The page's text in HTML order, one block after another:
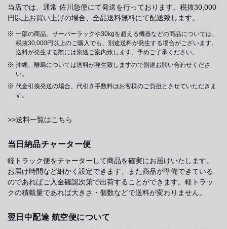
当店では、通常 佐川急便にて発送を行っております。税抜30,000
円以上お買い上げの場合、全品送料無料にて配送致します。
一部の商品、サーバーラックや30kgを超える機器などの商品については、
税抜30,000円以上のご購入でも、別途送料が発生する場合がございます。
送料が発生する際には別途ご案内致します、予めご了承ください。
沖縄、離島については送料が発生致しますので別途お問い合わせくださ
い。
代金引換発送の場合、代引き手数料はお客様のご負担とさせていただきま
す。
>>送料一覧はこちら
当日納品チャーター便
軽トラック便をチャーターして商品を確実にお届けいたします。
お届け時間など細かく設定できます、また商品が準備できている
のであればご入金確認次第で出荷することができます。軽トラッ
クの積載量であれば大きさ・個数などで送料が変わりません。
翌日中配達 航空便について